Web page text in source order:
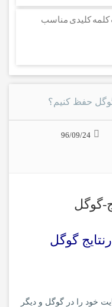
کلمه کلیدی مناسب
گوگل حفظ کنیم؟
96/09/24
گوگل
خود را در گوگل و دیگر